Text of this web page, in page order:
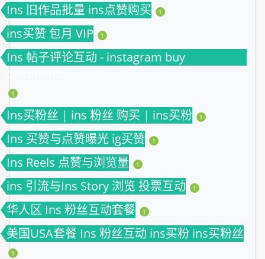
Ins 旧作品批量 ins点赞购买 1
ins买赞 包月 VIP 1
Ins 帖子评论互动 - instagram buy
comments
1
Ins买粉丝 | ins 粉丝 购买 | ins买粉 1
Ins 买赞与点赞曝光 ig买赞 1
Ins Reels 点赞与浏览量 1
ins 引流与Ins Story 浏览 投票互动 1
华人区 Ins 粉丝互动套餐 1
美国USA套餐 Ins 粉丝互动 ins买粉 ins买粉丝
1